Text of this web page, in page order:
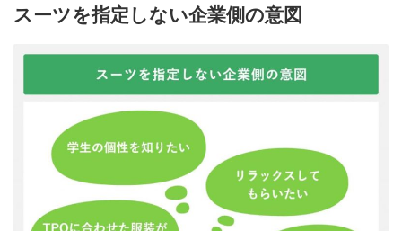
スーツを指定しない企業側の意図